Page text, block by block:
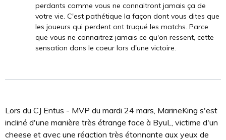
perdants comme vous ne connaitront jamais ça de
votre vie. C'est pathétique la façon dont vous dites que
les joueurs qui perdent ont truqué les matchs. Parce
que vous ne connaitrez jamais ce qu'on ressent, cette
sensation dans le coeur lors d'une victoire.
Lors du CJ Entus - MVP du mardi 24 mars, MarineKing s'est
incliné d'une manière très étrange face à ByuL, victime d'un
cheese et avec une réaction très étonnante aux yeux de